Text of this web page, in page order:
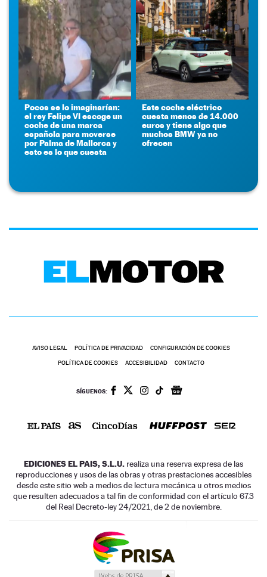
Pocos se lo imaginarían:
el rey Felipe VI escoge un
coche de una marca
española para moverse
por Palma de Mallorca y
esto es lo que cuesta
Este coche eléctrico
cuesta menos de 14.000
euros y tiene algo que
muchos BMW ya no
ofrecen
AVISO LEGAL POLÍTICA DE PRIVACIDAD CONFIGURACIÓN DE COOKIES
POLÍTICA DE COOKIES ACCESIBILIDAD CONTACTO
SÍGUENOS:
EDICIONES EL PAIS, S.L.U. realiza una reserva expresa de las
reproducciones y usos de las obras y otras prestaciones accesibles
desde este sitio web a medios de lectura mecánica u otros medios
que resulten adecuados a tal fin de conformidad con el artículo 67.3
del Real Decreto-ley 24/2021, de 2 de noviembre.